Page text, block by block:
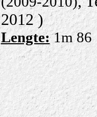
2012 )
Lengte: 1m 86